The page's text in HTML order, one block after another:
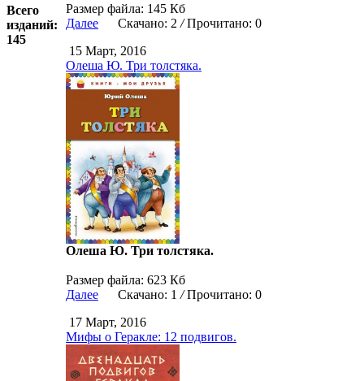
Всего
изданий:
145
Размер файла: 145 Кб
Далее
Скачано: 2 /Прочитано: 0
15 Март, 2016
Олеша Ю. Три толстяка.
Олеша Ю. Три толстяка.
Размер файла: 623 Кб
Далее
Скачано: 1 /Прочитано: 0
17 Март, 2016
Мифы о Геракле: 12 подвигов.